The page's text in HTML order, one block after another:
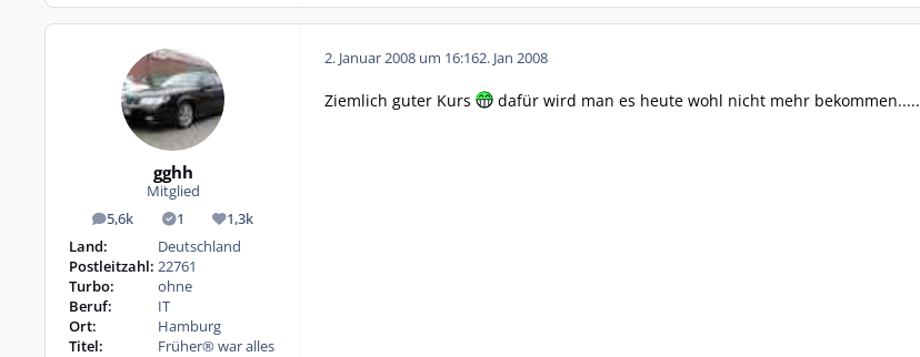
gghh
Mitglied
5,6k
Beiträge 1
Lösungen1,3k
Reputation
Land:
Deutschland
Postleitzahl: 22761
Turbo:
ohne
Beruf:
IT
Ort:
Hamburg
Titel:
Früher® war alles
2. Januar 2008 um 16:162. Jan 2008
Ziemlich guter Kurs dafür wird man es heute wohl nicht mehr bekommen.....